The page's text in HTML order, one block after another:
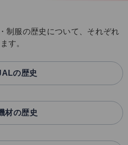
制服の歴史について、それぞれ
す。
の歴史
材の歴史